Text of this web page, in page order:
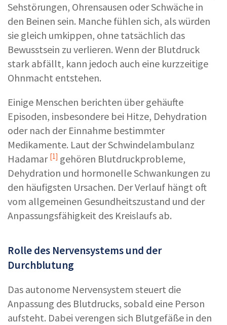
Sehstörungen, Ohrensausen oder Schwäche in
den Beinen sein. Manche fühlen sich, als würden
sie gleich umkippen, ohne tatsächlich das
Bewusstsein zu verlieren. Wenn der Blutdruck
stark abfällt, kann jedoch auch eine kurzzeitige
Ohnmacht entstehen.
Einige Menschen berichten über gehäufte
Episoden, insbesondere bei Hitze, Dehydration
oder nach der Einnahme bestimmter
Medikamente. Laut derSchwindelambulanz
Hadamar [1] gehören Blutdruckprobleme,
Dehydration und hormonelle Schwankungen zu
den häufigsten Ursachen. Der Verlauf hängt oft
vom allgemeinen Gesundheitszustand und der
Anpassungsfähigkeit des Kreislaufs ab.
Rolle des Nervensystems und der
Durchblutung
Das autonome Nervensystem steuert die
Anpassung des Blutdrucks, sobald eine Person
aufsteht. Dabei verengen sich Blutgefäße in den